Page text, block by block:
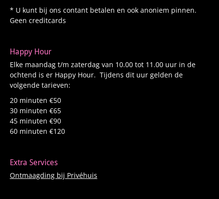
* U kunt bij ons contant betalen en ook anoniem pinnen.
Geen creditcards
Happy Hour
Elke maandag t/m zaterdag van 10.00 tot 11.00 uur in de
ochtend is er Happy Hour. Tijdens dit uur gelden de
volgende tarieven:
20 minuten €50
30 minuten €65
45 minuten €90
60 minuten €120
Extra Services
Ontmaagding bij Privéhuis